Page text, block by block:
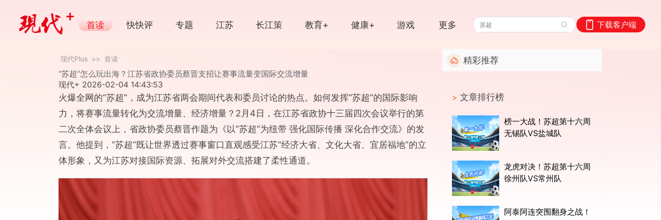
首读 快快评 专题 江苏 长江策 教育+ 健康+
游戏
更多 下载客户端
现代Plus >> 首读
“苏超”怎么玩出海？江苏省政协委员蔡晋支招让赛事流量变国际交流增量
现代+ 2026-02-04 14:43:53
火爆全网的“苏超”，成为江苏省两会期间代表和委员讨论的热点。如何发挥“苏超”的国际影响
力，将赛事流量转化为交流增量、经济增量？2月4日，在江苏省政协十三届四次会议举行的第
二次全体会议上，省政协委员蔡晋作题为《以“苏超”为纽带 强化国际传播 深化合作交流》的发
言。他提到，“苏超”既让世界透过赛事窗口直观感受江苏“经济大省、文化大省、宜居福地”的立
体形象，又为江苏对接国际资源、拓展对外交流搭建了柔性通道。
精彩推荐
> 文章排行榜
榜一大战！苏超第十六周
无锡队VS盐城队
龙虎对决！苏超第十六周
徐州队VS常州队
阿泰阿连突围翻身之战！